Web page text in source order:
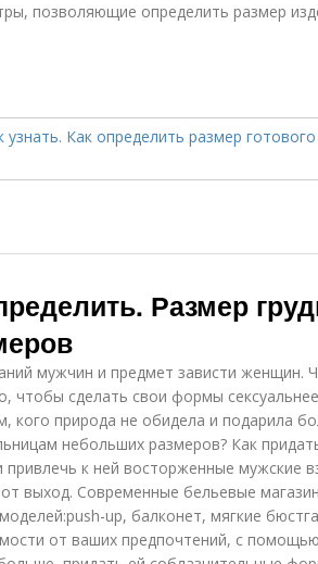
позволяющие определить размер
Размер
мужчин и предмет зависти женщин.
чтобы сделать свои формы сексуальнее
кого природа не обидела и подарила
небольших размеров? Как
к ней восторженные мужские
выход. Современные бельевые
up, балконет, мягкие
от ваших предпочтений, с